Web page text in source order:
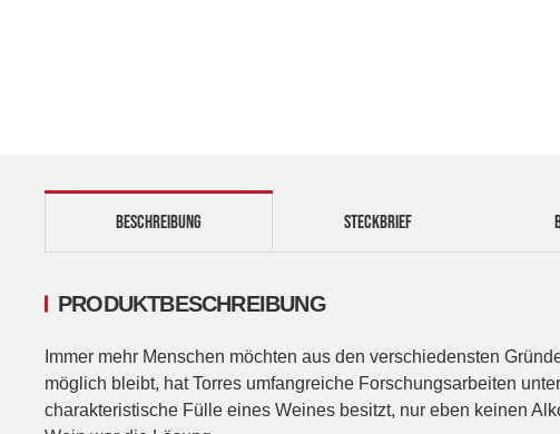
STECKBRIEF
BESCHREIBUNG
PRODUKTBESCHREIBUNG
Immer mehr Menschen möchten aus den verschiedensten
möglich bleibt, hat Torres umfangreiche Forschungsarbeiten
charakteristische Fülle eines Weines besitzt, nur eben keinen